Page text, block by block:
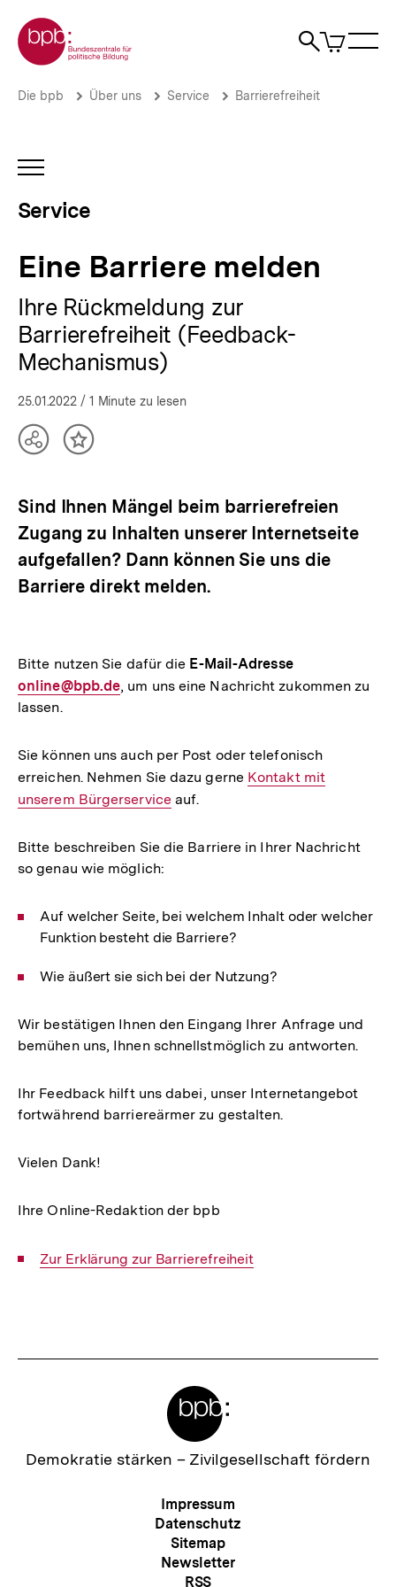
zum
Seiteninhalt
springen
Zur Startseite der bpb
Suche
Artikel
im
Eine
Serviceangebote
der
Brotkrümelnavigation
Pfadnavigation
Die bpb Über uns Service Barrierefreiheit
INHALTSNAVIGATION
Service
Eine Barriere melden
Ihre Rückmeldung zur
Barrierefreiheit (Feedback-
Mechanismus)
25.01.2022 / 1 Minute zu lesen
TeilenInhalt
Sind Ihnen Mängel beim barrierefreien
Zugang zu Inhalten unserer Internetseite
aufgefallen? Dann können Sie uns die
Barriere direkt melden.
Bitte nutzen Sie dafür die E-Mail-AdresseE-
Mail
online@bpb.de, um uns eine Nachricht zukommen zu
lassen.
Sie können uns auch per Post oder telefonisch
erreichen. Nehmen Sie dazu gerne Interner
Kontakt mit
unserem Bürgerservice auf.
Bitte beschreiben Sie die Barriere in Ihrer Nachricht
so genau wie möglich:
Auf welcher Seite, bei welchem Inhalt oder welcher
Funktion besteht die Barriere?
Wie äußert sie sich bei der Nutzung?
Wir bestätigen Ihnen den Eingang Ihrer Anfrage und
bemühen uns, Ihnen schnellstmöglich zu antworten.
Ihr Feedback hilft uns dabei, unser Internetangebot
fortwährend barriereärmer zu gestalten.
Vielen Dank!
Ihre Online-Redaktion der bpb
Interner
Zur Erklärung zur Barrierefreiheit
Zur
Demokratie stärken – Zivilgesellschaft fördern
Meta-
Navigation
Impressum
Datenschutz
Sitemap
Newsletter
RSS